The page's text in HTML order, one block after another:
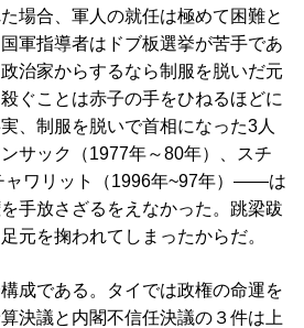
場合、軍人の就任は極めて困難と
軍指導者はドブ板選挙が苦手であ
治家からするなら制服を脱いだ元
ぐことは赤子の手をひねるほどに
、制服を脱いで首相になった3人
サック（1977年～80年）、スチ
ャワリット（1996年~97年）――は
手放さざるをえなかった。跳梁跋
元を掬われてしまったからだ。
成である。タイでは政権の命運を
決議と内閣不信任決議の３件は上